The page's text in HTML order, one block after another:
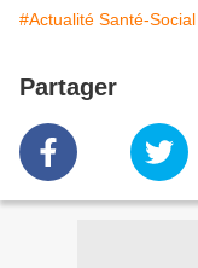
#Actualité Santé-Social
Partager